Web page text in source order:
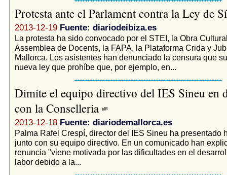
Protesta ante el Parlament contra la Ley de
2013-12-19 Fuente: diariodeibiza.es
La protesta ha sido convocado por el STEI, la Obra
Assemblea de Docents, la FAPA, la Plataforma Crida y
Mallorca. Los asistentes han denunciado la censura que
nueva ley que prohíbe que, por ejemplo, en...
Dimite el equipo directivo del IES Sineu en
con la Conselleria
2013-12-18 Fuente: diariodemallorca.es
Palma Rafel Crespí, director del IES Sineu ha presentado
junto con su equipo directivo. En un comunicado han
renuncia "viene motivada por las dificultades en el
labor debido a la...